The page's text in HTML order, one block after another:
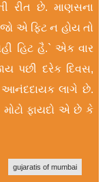
રીત છે. માણસના
એ ફિટ ન હોય તો
હિટ હૈ.` એક વાર
પછી દરેક દિવસ,
આનંદદાયક લાગે છે.
ફાયદો એ છે કે
gujaratis of mumbai